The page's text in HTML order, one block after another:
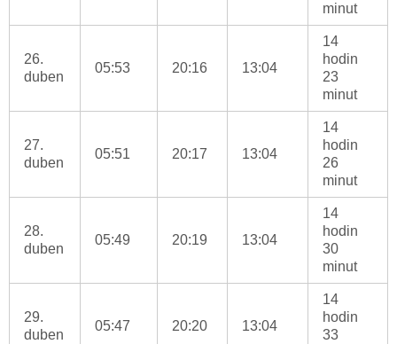
minut
26.
duben
05:53 20:16 13:04
14
hodin
23
minut
27.
duben
05:51 20:17 13:04
14
hodin
26
minut
28.
duben
05:49 20:19 13:04
14
hodin
30
minut
29.
duben
05:47 20:20 13:04
14
hodin
33